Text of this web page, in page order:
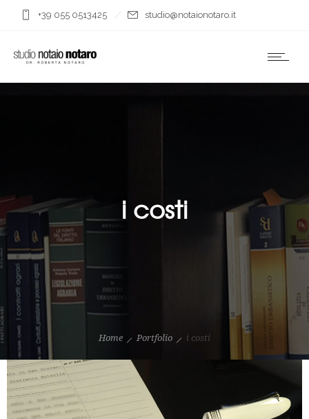
+39 055 0513425 studio@notaionotaro.it
i costi
Home Portfolio i costi